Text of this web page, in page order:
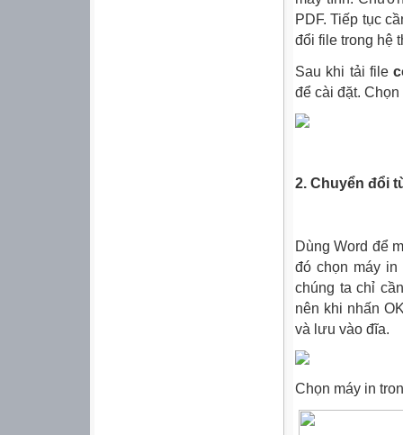
PDF. Tiếp tục
đổi file trong hệ
Sau khi tải file
để cài đặt. Chọn
2. Chuyển đổi
DùngWord để
đó chọn máy
chúng ta chỉ
nên khi nhấn
và lưu vào đĩa.
Chọn máy in